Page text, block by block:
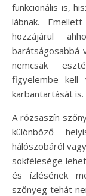
funkcionális is,
lábnak.
hozzájárul
barátságosabbá
nemcsak
figyelembe
karbantartását is.
A rózsaszín
különböző
hálószobáról
sokfélesége
és ízlésének
szőnyeg tehát